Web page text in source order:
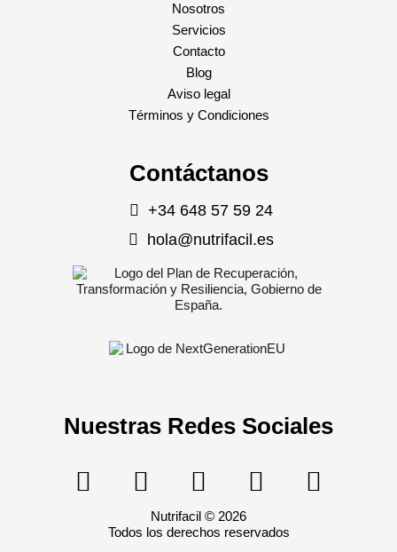
Nosotros
Servicios
Contacto
Blog
Aviso legal
Términos y Condiciones
Contáctanos
+34 648 57 59 24
hola@nutrifacil.es
Nuestras Redes Sociales
Nutrifacil © 2026
Todos los derechos reservados